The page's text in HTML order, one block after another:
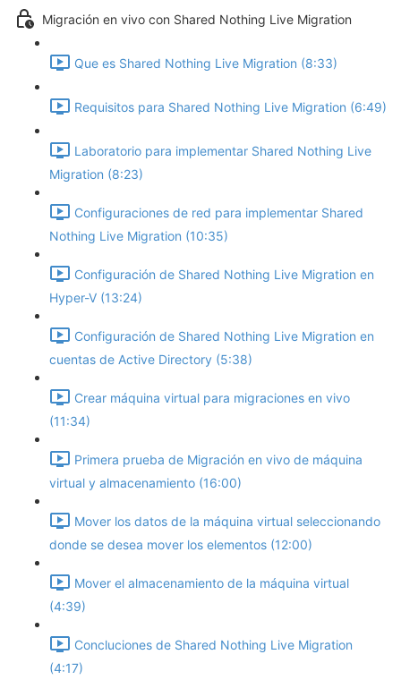
Migración en vivo con Shared Nothing Live Migration
Que es Shared Nothing Live Migration (8:33)
Requisitos para Shared Nothing Live Migration (6:49)
Laboratorio para implementar Shared Nothing Live
Migration (8:23)
Configuraciones de red para implementar Shared
Nothing Live Migration (10:35)
Configuración de Shared Nothing Live Migration en
Hyper-V (13:24)
Configuración de Shared Nothing Live Migration en
cuentas de Active Directory (5:38)
Crear máquina virtual para migraciones en vivo
(11:34)
Primera prueba de Migración en vivo de máquina
virtual y almacenamiento (16:00)
Mover los datos de la máquina virtual seleccionando
donde se desea mover los elementos (12:00)
Mover el almacenamiento de la máquina virtual
(4:39)
Concluciones de Shared Nothing Live Migration
(4:17)